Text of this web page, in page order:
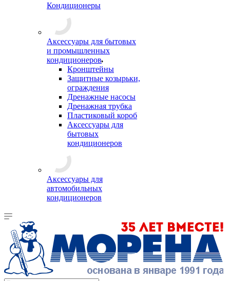
Кондиционеры
Аксессуары для бытовых
и промышленных
кондиционеров
Кронштейны
Защитные козырьки,
ограждения
Дренажные насосы
Дренажная трубка
Пластиковый короб
Аксессуары для
бытовых
кондиционеров
Аксессуары для
автомобильных
кондиционеров